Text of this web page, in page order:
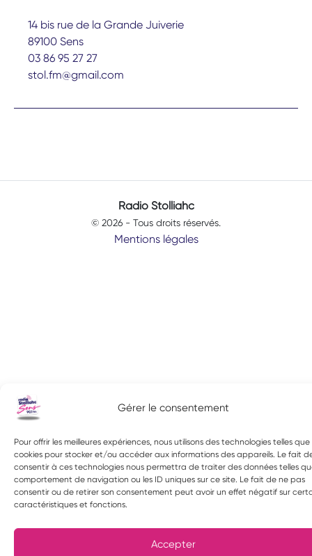
Gérer le consentement
Pour offrir les meilleures expériences, nous utilisons des technologies telles que
cookies pour stocker et/ou accéder aux informations des appareils. Le fait
consentir à ces technologies nous permettra de traiter des données telles
comportement de navigation ou les ID uniques sur ce site. Le fait de ne pas
consentir ou de retirer son consentement peut avoir un effet négatif sur
caractéristiques et fonctions.
Accepter
14 bis rue de la Grande Juiverie
89100 Sens
03 86 95 27 27
stol.fm@gmail.com
Radio Stolliahc
© 2026 - Tous droits réservés.
Mentions légales